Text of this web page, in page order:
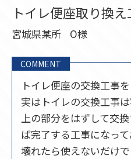
トイレ便座取り換
宮城県某所 O様
COMMENT
トイレ便座の交換工事
実はトイレの交換工事
上の部分をはずして交
ば完了する工事になって
壊れたら使えないだけ